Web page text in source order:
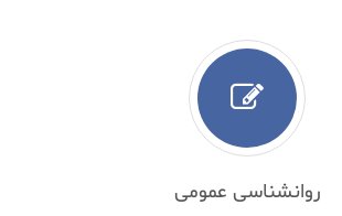
روانشناسی عمومی